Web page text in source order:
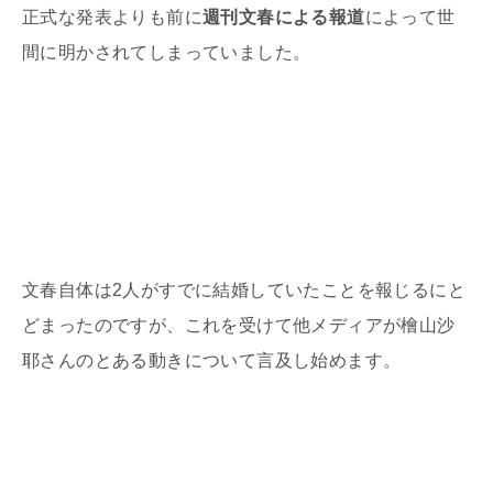
正式な発表よりも前に週刊文春による報道によって世
間に明かされてしまっていました。
文春自体は2 人がすでに結婚していたことを報じるにと
どまったのですが、これを受けて他メディアが檜山沙
耶さんのとある動きについて言及し始めます。